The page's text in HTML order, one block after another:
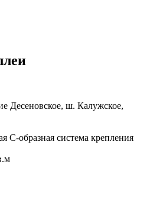
Десеновское, ш. Калужское,
С-образная система крепления